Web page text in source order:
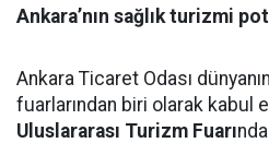
Ankara’nın sağlık turizmi
Ankara Ticaret Odası
fuarlarından biri olarak kabul
Uluslararası Turizm Fuarı